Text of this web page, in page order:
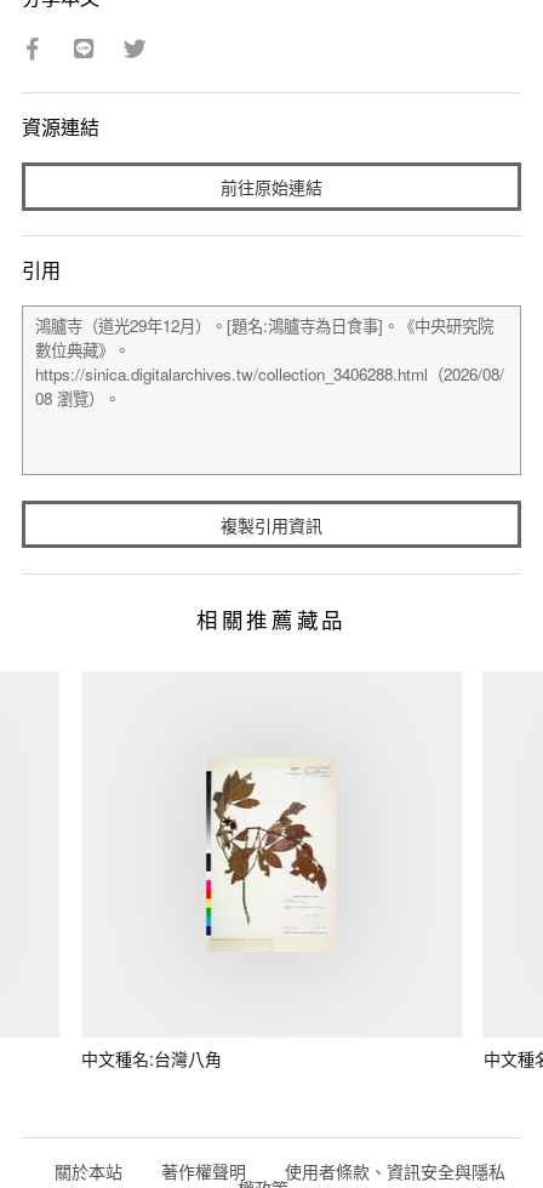
資源連結
前往原始連結
引用
複製引用資訊
相關推薦藏品
中文種名:台灣八角 中文種
關於本站 著作權聲明 使用者條款、資訊安全與隱私